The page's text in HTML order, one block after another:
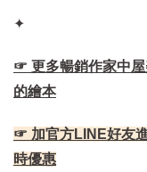
✦
☞ 更多暢銷作家中
的繪本
☞ 加官方LINE好友
時優惠